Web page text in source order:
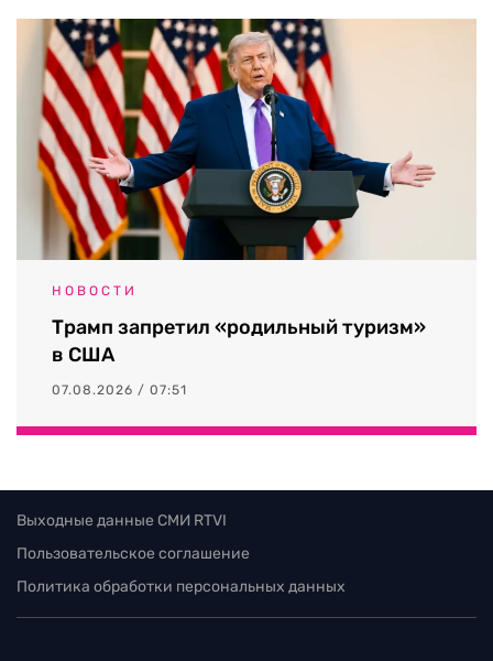
НОВОСТИ
Трамп запретил «родильный туризм»
в США
07.08.2026 / 07:51
Выходные данные СМИ RTVI
Пользовательское соглашение
Политика обработки персональных данных